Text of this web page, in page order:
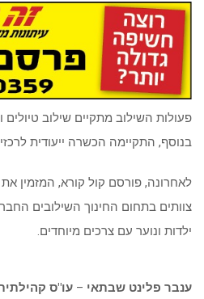
פעולות השילוב מתקיים שילוב טיולים
בנוסף, התקיימה הכשרה ייעודית
לאחרונה, פורסם קול קורא, המזמין
צוותים בתחום החינוך השילובים
ילדות ונוער עם צרכים מיוחדים.
ענבר פלינט שבתאי – עו"ס